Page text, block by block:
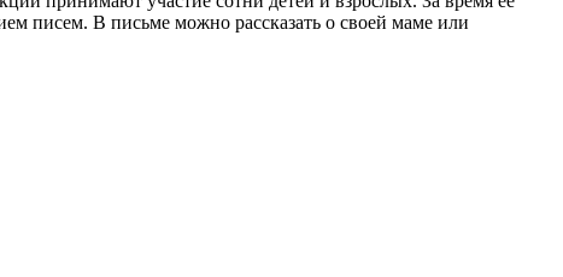
писем. В письме можно рассказать о своей маме или